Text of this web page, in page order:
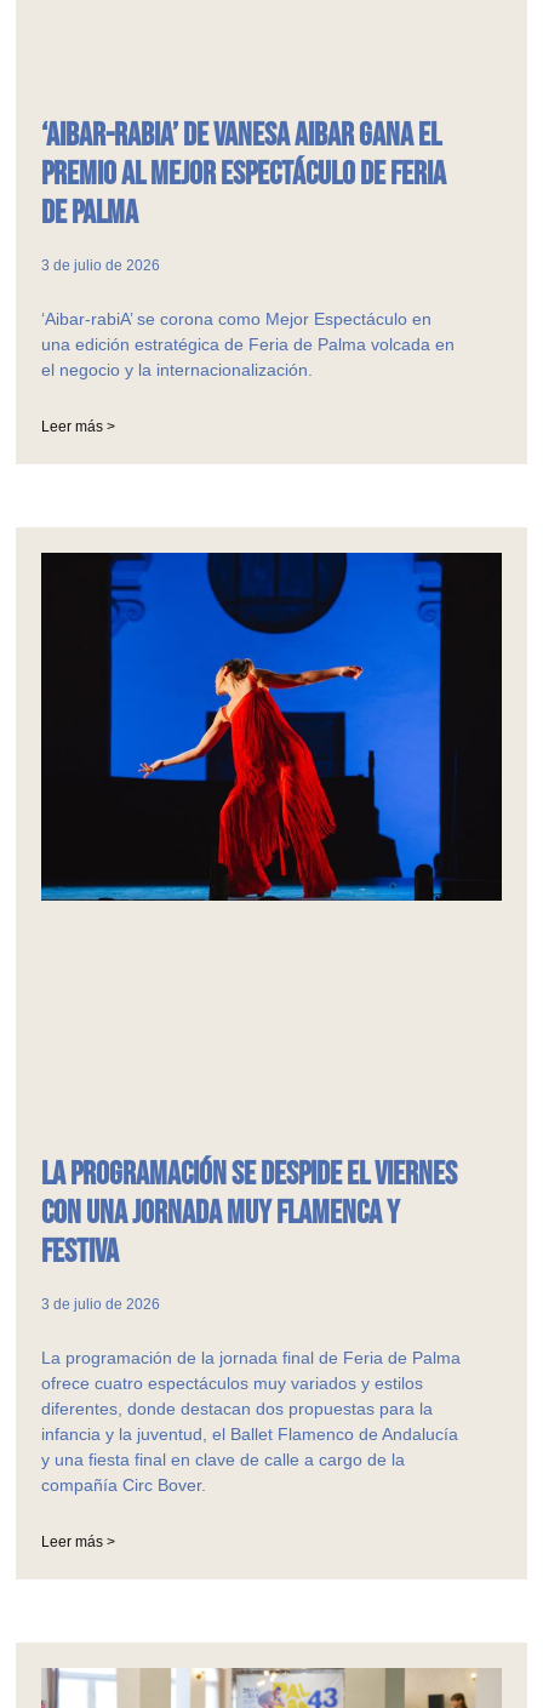
‘Aibar-rabiA’ de Vanesa Aibar gana el
Premio al Mejor Espectáculo de Feria
de Palma
3 de julio de 2026
‘Aibar-rabiA’ se corona como Mejor Espectáculo en
una edición estratégica de Feria de Palma volcada en
el negocio y la internacionalización.
Leer más >
La programación se despide el viernes
con una jornada muy flamenca y
festiva
3 de julio de 2026
La programación de la jornada final de Feria de Palma
ofrece cuatro espectáculos muy variados y estilos
diferentes, donde destacan dos propuestas para la
infancia y la juventud, el Ballet Flamenco de Andalucía
y una fiesta final en clave de calle a cargo de la
compañía Circ Bover.
Leer más >